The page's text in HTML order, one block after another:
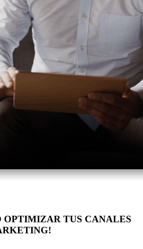
OPTIMIZAR TUS CANALES